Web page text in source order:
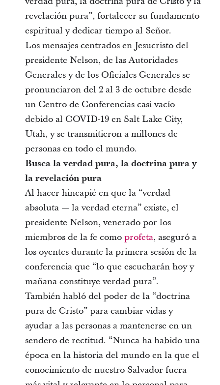
revelación pura”, fortalecer su fundamento
espiritual y dedicar tiempo al Señor.
Los mensajes centrados en Jesucristo del
presidente Nelson, de las Autoridades
Generales y de los Oficiales Generales se
pronunciaron del 2 al 3 de octubre desde
un Centro de Conferencias casi vacío
debido al COVID-19 en Salt Lake City,
Utah, y se transmitieron a millones de
personas en todo el mundo.
Busca la verdad pura, la doctrina pura y
la revelación pura
Al hacer hincapié en que la “verdad
absoluta — la verdad eterna” existe, el
presidente Nelson, venerado por los
miembros de la fe como profeta, aseguró a
los oyentes durante la primera sesión de la
conferencia que “lo que escucharán hoy y
mañana constituye verdad pura”.
También habló del poder de la “doctrina
pura de Cristo” para cambiar vidas y
ayudar a las personas a mantenerse en un
sendero de rectitud. “Nunca ha habido una
época en la historia del mundo en la que el
conocimiento de nuestro Salvador fuera